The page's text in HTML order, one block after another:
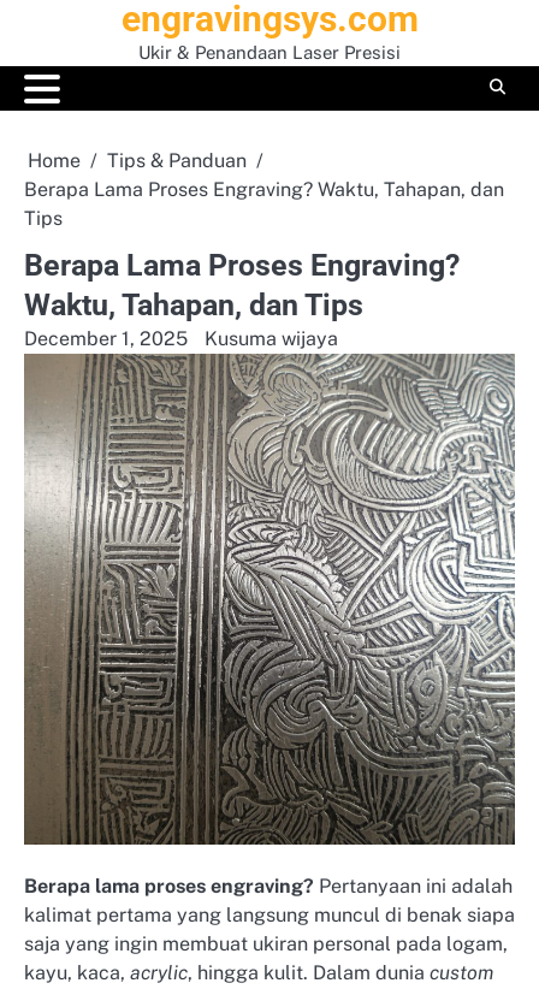
content
engravingsys.com
Ukir & Penandaan Laser Presisi
Home
Tips & Panduan
Berapa Lama Proses Engraving? Waktu, Tahapan, dan
Tips
Berapa Lama Proses Engraving?
Waktu, Tahapan, dan Tips
December 1, 2025 Kusuma wijaya
Berapa lama proses engraving? Pertanyaan ini adalah
kalimat pertama yang langsung muncul di benak siapa
saja yang ingin membuat ukiran personal pada logam,
kayu, kaca, acrylic, hingga kulit. Dalam dunia custom